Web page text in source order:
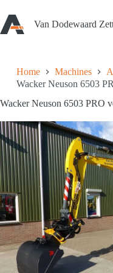
naar
de
inhoud
Van Dodewaard
Home Machines
Wacker Neuson 6503
Wacker Neuson 6503 PRO